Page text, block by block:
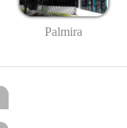
Palmira